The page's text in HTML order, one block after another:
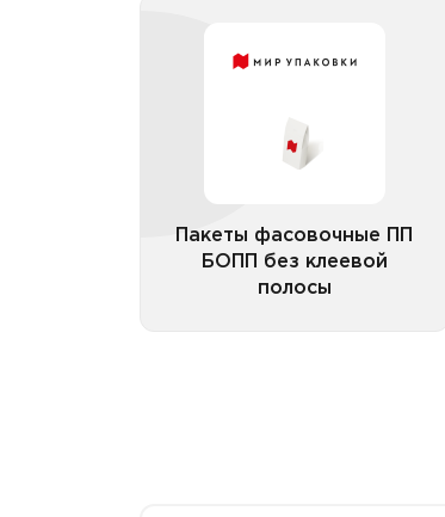
Пакеты фасовочные ПП
БОПП без клеевой
полосы
БОПП без клеевой
Все категории